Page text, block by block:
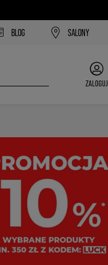
BLOG SALONY
ZALOGUJ